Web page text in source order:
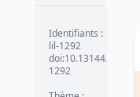
Identifiants :
lil-1292
doi:10.13144/lil-
1292